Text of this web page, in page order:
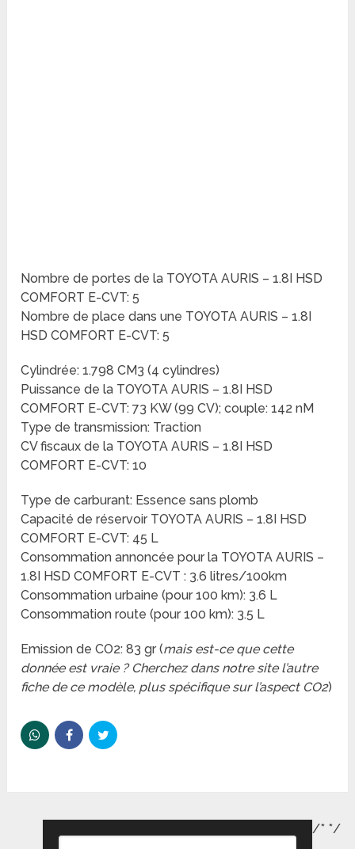
Nombre de portes de la TOYOTA AURIS – 1.8I HSD
COMFORT E-CVT: 5
Nombre de place dans une TOYOTA AURIS – 1.8I
HSD COMFORT E-CVT: 5
Cylindrée: 1.798 CM3 (4 cylindres)
Puissance de la TOYOTA AURIS – 1.8I HSD
COMFORT E-CVT: 73 KW (99 CV); couple: 142 nM
Type de transmission: Traction
CV fiscaux de la TOYOTA AURIS – 1.8I HSD
COMFORT E-CVT: 10
Type de carburant: Essence sans plomb
Capacité de réservoir TOYOTA AURIS – 1.8I HSD
COMFORT E-CVT: 45 L
Consommation annoncée pour la TOYOTA AURIS –
1.8I HSD COMFORT E-CVT : 3.6 litres/100km
Consommation urbaine (pour 100 km): 3.6 L
Consommation route (pour 100 km): 3.5 L
Emission de CO2: 83 gr (mais est-ce que cette
donnée est vraie ? Cherchez dans notre site l’autre
fiche de ce modèle, plus spécifique sur l’aspect CO2)
/* */